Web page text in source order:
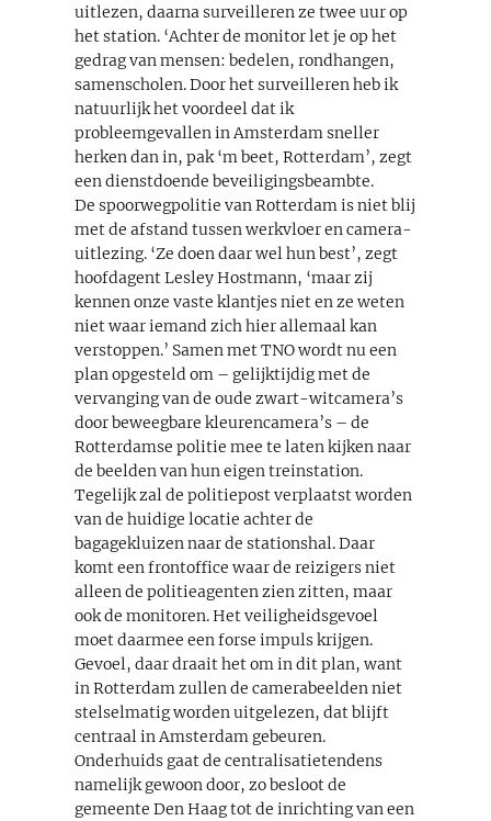
uitlezen, daarna surveilleren ze twee uur op
het station. ‘Achter de monitor let je op het
gedrag van mensen: bedelen, rondhangen,
samenscholen. Door het surveilleren heb ik
natuurlijk het voordeel dat ik
probleemgevallen in Amsterdam sneller
herken dan in, pak ‘m beet, Rotterdam’, zegt
een dienstdoende beveiligingsbeambte.
De spoorwegpolitie van Rotterdam is niet blij
met de afstand tussen werkvloer en camera-
uitlezing. ‘Ze doen daar wel hun best’, zegt
hoofdagent Lesley Hostmann, ‘maar zij
kennen onze vaste klantjes niet en ze weten
niet waar iemand zich hier allemaal kan
verstoppen.’ Samen met TNO wordt nu een
plan opgesteld om – gelijktijdig met de
vervanging van de oude zwart-witcamera’s
door beweegbare kleurencamera’s – de
Rotterdamse politie mee te laten kijken naar
de beelden van hun eigen treinstation.
Tegelijk zal de politiepost verplaatst worden
van de huidige locatie achter de
bagagekluizen naar de stationshal. Daar
komt een frontoffice waar de reizigers niet
alleen de politieagenten zien zitten, maar
ook de monitoren. Het veiligheidsgevoel
moet daarmee een forse impuls krijgen.
Gevoel, daar draait het om in dit plan, want
in Rotterdam zullen de camerabeelden niet
stelselmatig worden uitgelezen, dat blijft
centraal in Amsterdam gebeuren.
Onderhuids gaat de centralisatietendens
namelijk gewoon door, zo besloot de
gemeente Den Haag tot de inrichting van een